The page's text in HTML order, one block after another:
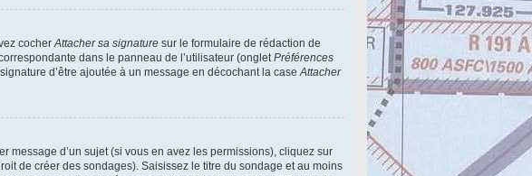
cocherAttacher sa signature sur le formulaire de rédaction de
dans le panneau de l’utilisateur (ongletPréférences
d’être ajoutée à un message en décochant la caseAttacher
message d’un sujet (si vous en avez les permissions), cliquez sur
de créer des sondages). Saisissez le titre du sondage et au moins